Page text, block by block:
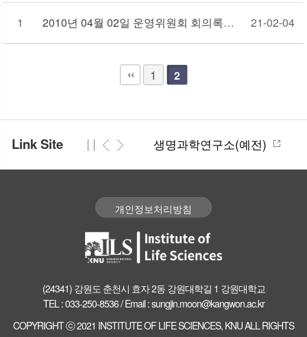
1 2010년 04월 02일 운영위원회 회의록 21-02-04
1 2
Link Site 생명과학연구소(예전)
개인정보처리방침
(24341) 강원도 춘천시 효자 2동 강원대학길 1 강원대학교
TEL : 033-250-8536 / Email : sungjin.moon@kangwon.ac.kr
COPYRIGHT ⓒ 2021 INSTITUTE OF LIFE SCIENCES, KNU ALL RIGHTS